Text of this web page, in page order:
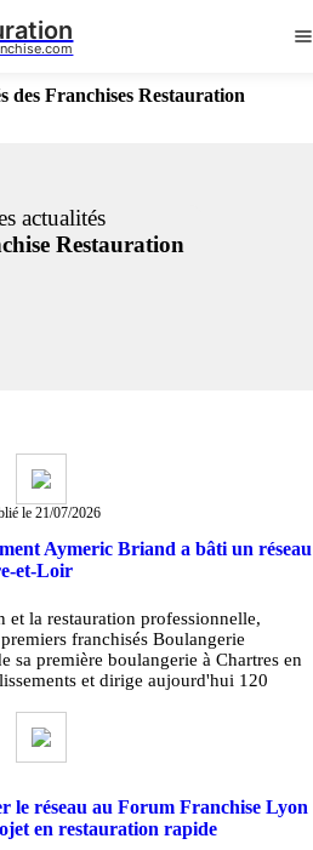
des Franchises Restauration
actualités
Restauration
le 21/07/2026
Aymeric Briand a bâti un réseau
et-Loir
et la restauration professionnelle,
franchisés Boulangerie
sa première boulangerie à Chartres en
et dirige aujourd'hui 120
le réseau au Forum Franchise Lyon
en restauration rapide